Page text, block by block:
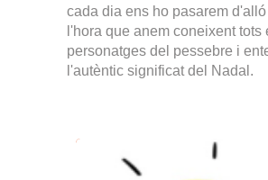
cada dia ens ho pasarem
l'hora que anem coneixent tots
personatges del pessebre i
l'autèntic significat del Nadal.